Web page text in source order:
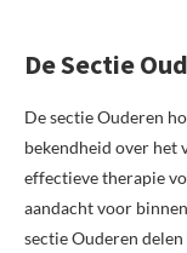
De Sectie
De sectie Ouderen
bekendheid over het
effectieve therapie
aandacht voor
sectie Ouderen